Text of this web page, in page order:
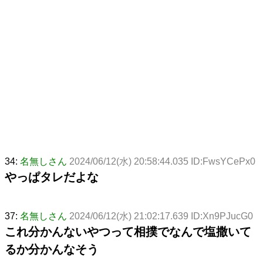
34: 名無しさん 2024/06/12(水) 20:58:44.035 ID:FwsYCePx0
やっぱタレだよな
37: 名無しさん 2024/06/12(水) 21:02:17.639 ID:Xn9PJucG0
これ分かんないやつって相撲でなんで塩撒いて
るか分かんなそう